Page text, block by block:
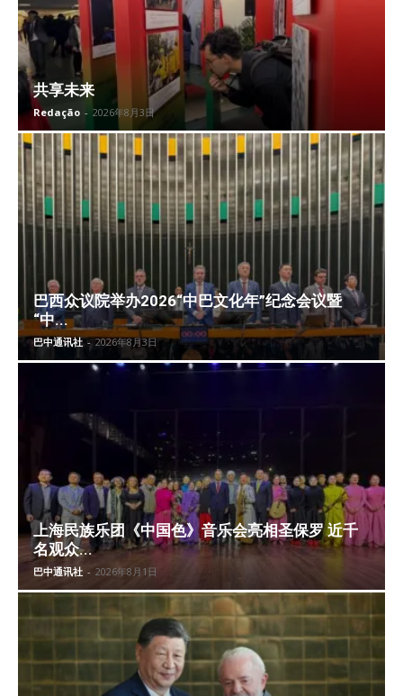
共享未来
Redação - 2026年8月3日
巴西众议院举办2026“中巴文化年”纪念会议暨
“中...
巴中通讯社 - 2026年8月3日
上海民族乐团《中国色》音乐会亮相圣保罗 近千
名观众...
巴中通讯社 - 2026年8月1日